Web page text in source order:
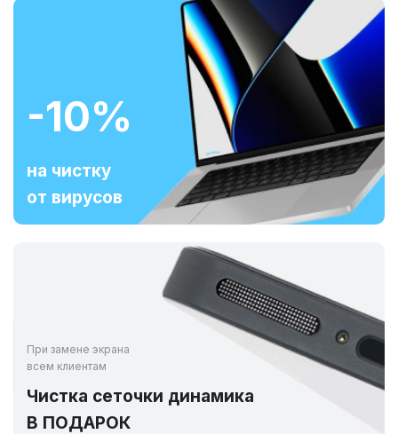
-10%
на чистку
от вирусов
При замене экрана
всем клиентам
Чистка сеточки динамика
В ПОДАРОК